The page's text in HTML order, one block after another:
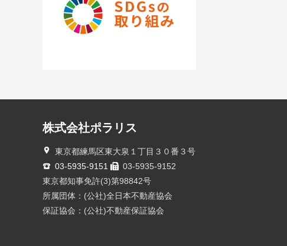
株式会社ポラリス
東京都練馬区東大泉１丁目３０番３号
03-5935-9151
03-5935-9152
東京都知事免許(3)第98842号
所属団体：(公社)全日本不動産協会
保証協会：(公社)不動産保証協会